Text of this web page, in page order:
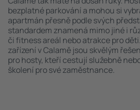
bezplatné parkování a mohou si
apartmán přesně podle svých
standardem znamená mimo jiné i
či fitness areál nebo atrakce pro
zařízení v Calamě jsou skvělým
pro hosty, kteří cestují služebně
školení pro své zaměstnance.